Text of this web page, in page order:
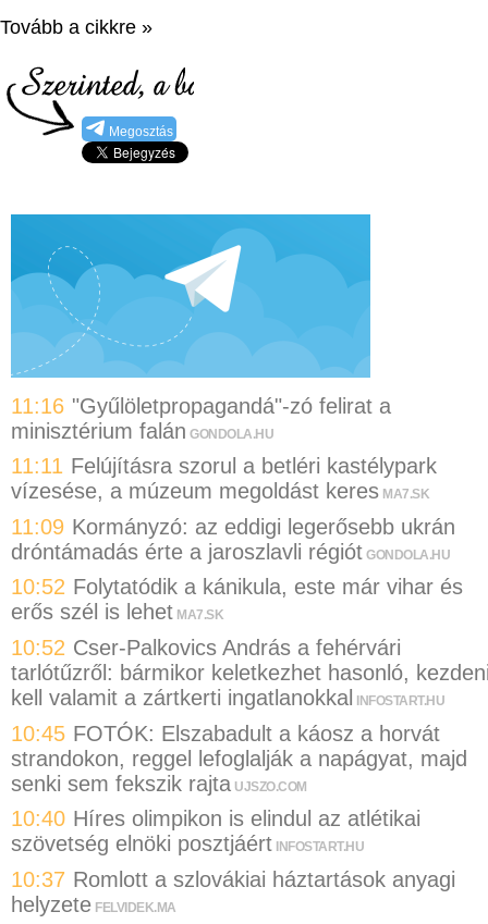
Tovább a cikkre »
Megosztás
11:16 "Gyűlöletpropagandá"-zó felirat a
minisztérium falán GONDOLA.HU
11:11 Felújításra szorul a betléri kastélypark
vízesése, a múzeum megoldást keres MA7.SK
11:09 Kormányzó: az eddigi legerősebb ukrán
dróntámadás érte a jaroszlavli régiót GONDOLA.HU
10:52 Folytatódik a kánikula, este már vihar és
erős szél is lehet MA7.SK
10:52 Cser-Palkovics András a fehérvári
tarlótűzről: bármikor keletkezhet hasonló,
kell valamit a zártkerti ingatlanokkal
INFOSTART.HU
10:45 FOTÓK: Elszabadult a káosz a horvát
strandokon, reggel lefoglalják a napágyat, majd
senki sem fekszik rajta UJSZO.COM
10:40 Híres olimpikon is elindul az atlétikai
szövetség elnöki posztjáért INFOSTART.HU
10:37 Romlott a szlovákiai háztartások anyagi
helyzete FELVIDEK.MA